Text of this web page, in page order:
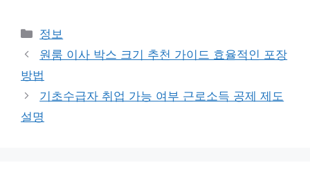
카
테
리
정보
원룸 이사 박스 크기 추천 가이드 효율적인 포장
방법
기초수급자 취업 가능 여부 근로소득 공제 제도
설명